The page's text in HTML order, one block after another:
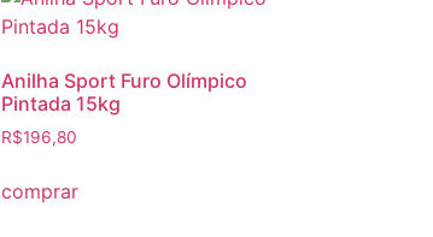
Anilha Sport Furo Olímpico
Pintada 15kg
R$196,80
comprar